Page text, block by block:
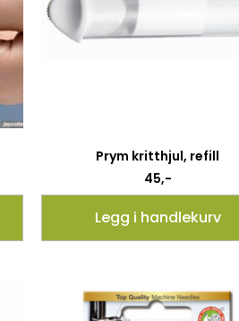
Prym kritthjul, refill
45,-
Legg i handlekurv